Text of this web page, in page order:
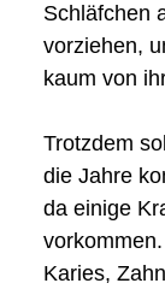
Schläfchen
vorziehen,
kaum von
Trotzdem
die Jahre
da einige
Karies,